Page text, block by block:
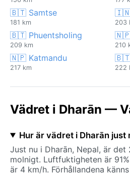
🇧🇹 Samtse
181 km
🇮🇳
203
🇧🇹 Phuentsholing
209 km
🇳🇵
210
🇳🇵 Katmandu
217 km
🇧🇹
222
Vädret i Dharān —
Hur är vädret i Dharān just
Just nu i Dharān, Nepal, är det
molnigt. Luftfuktigheten är
är 4 km/h. Förhållandena